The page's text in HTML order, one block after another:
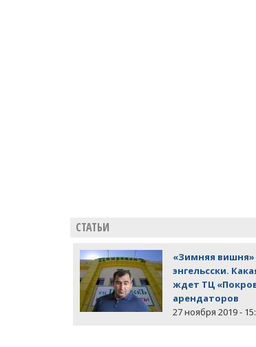
СТАТЬИ
«Зимняя вишня»
энгельсски.
ждет ТЦ
арендаторов
27 ноября 2019 -